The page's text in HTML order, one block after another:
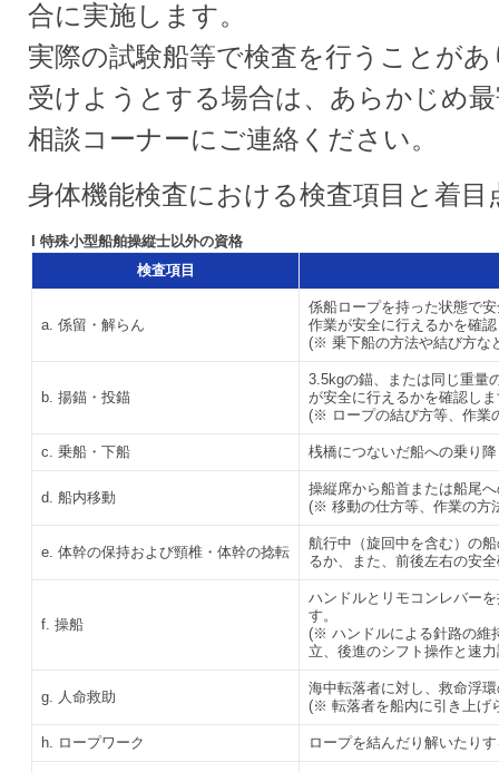
合に実施します。
実際の試験船等で検査を行うことが
受けようとする場合は、あらかじめ
相談コーナーにご連絡ください。
身体機能検査における検査項目と着
I 特殊小型船舶操縦士以外の資格
検査項目
a. 係留・解らん
係船ロープを持った状態で
作業が安全に行えるかを確
(※ 乗下船の方法や結び方な
b. 揚錨・投錨
3.5kgの錨、または同じ重量
が安全に行えるかを確認し
(※ ロープの結び方等、作業
c. 乗船・下船 桟橋につないだ船への乗り
d. 船内移動
操縦席から船首または船尾
(※ 移動の仕方等、作業の方
e. 体幹の保持および頸椎・体幹の捻転
航行中（旋回中を含む）の
るか、また、前後左右の安
f. 操船
ハンドルとリモコンレバー
す。
(※ ハンドルによる針路の維
立、後進のシフト操作と速
g. 人命救助
海中転落者に対し、救命浮
(※ 転落者を船内に引き上げ
h. ロープワーク ロープを結んだり解いたり